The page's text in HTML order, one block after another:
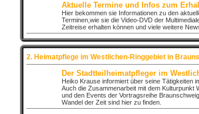
Aktuelle Termine und Infos zum
Hier bekommen sie Informationen zu den
Terminen,wie sie die Video-DVD der
Zeitreise erhalten können und viele weitere
2. Heimatpflege im Westlichen-Ringgebiet in
Der Stadtteilheimatpfleger im
Heiko Krause informiert über seine Tätigkeiten
Auch die Zusammenarbeit mit dem Kulturpunkt
und den Events der Vortragsreihe
Wandel der Zeit sind hier zu finden.